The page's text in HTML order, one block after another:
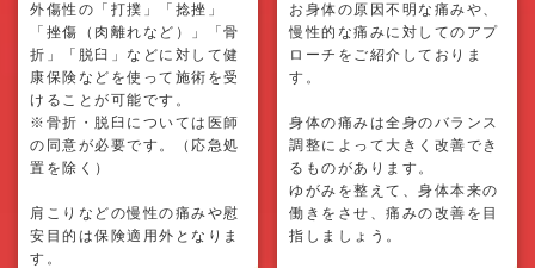
外傷性の「打撲」「捻挫」
「挫傷（肉離れなど）」「骨
折」「脱臼」などに対して健
康保険などを使って施術を受
けることが可能です。
※骨折・脱臼については医師
の同意が必要です。（応急処
置を除く）
肩こりなどの慢性の痛みや慰
安目的は保険適用外となりま
す。
お身体の原因不明な痛みや、
慢性的な痛みに対してのアプ
ローチをご紹介しておりま
す。
身体の痛みは全身のバランス
調整によって大きく改善でき
るものがあります。
ゆがみを整えて、身体本来の
働きをさせ、痛みの改善を目
指しましょう。